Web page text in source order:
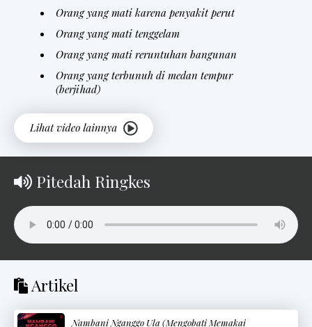
Orang yang mati karena penyakit perut
Orang yang mati tenggelam
Orang yang mati reruntuhan bangunan
Orang yang terbunuh di medan tempur
(berjihad)
Pitedah Ringkes
Artikel
Nambani Nganggo Ula (Mengobati Memakai